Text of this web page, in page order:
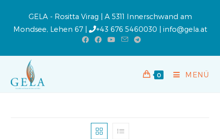
GELA - Rositta Virag | A 5311 Innerschwand am
Mondsee, Lehen 67 |
+43 676 5460030 | info@gela.at
0 MENÜ